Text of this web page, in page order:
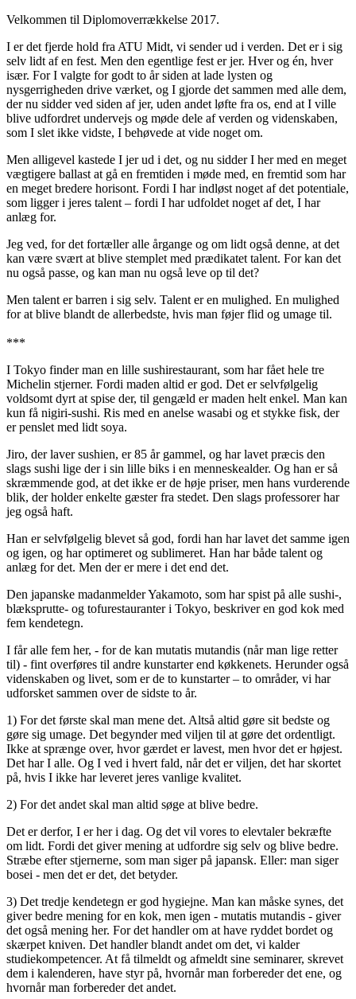
Velkommen til Diplomoverrækkelse 2017.
I er det fjerde hold fra ATU Midt, vi sender ud i verden. Det er i sig
selv lidt af en fest. Men den egentlige fest er jer. Hver og én, hver
især. For I valgte for godt to år siden at lade lysten og
nysgerrigheden drive værket, og I gjorde det sammen med alle dem,
der nu sidder ved siden af jer, uden andet løfte fra os, end at I ville
blive udfordret undervejs og møde dele af verden og videnskaben,
som I slet ikke vidste, I behøvede at vide noget om.
Men alligevel kastede I jer ud i det, og nu sidder I her med en meget
vægtigere ballast at gå en fremtiden i møde med, en fremtid som har
en meget bredere horisont. Fordi I har indløst noget af det potentiale,
som ligger i jeres talent – fordi I har udfoldet noget af det, I har
anlæg for.
Jeg ved, for det fortæller alle årgange og om lidt også denne, at det
kan være svært at blive stemplet med prædikatet talent. For kan det
nu også passe, og kan man nu også leve op til det?
Men talent er barren i sig selv. Talent er en mulighed. En mulighed
for at blive blandt de allerbedste, hvis man føjer flid og umage til.
***
I Tokyo finder man en lille sushirestaurant, som har fået hele tre
Michelin stjerner. Fordi maden altid er god. Det er selvfølgelig
voldsomt dyrt at spise der, til gengæld er maden helt enkel. Man kan
kun få nigiri-sushi. Ris med en anelse wasabi og et stykke fisk, der
er penslet med lidt soya.
Jiro, der laver sushien, er 85 år gammel, og har lavet præcis den
slags sushi lige der i sin lille biks i en menneskealder. Og han er så
skræmmende god, at det ikke er de høje priser, men hans vurderende
blik, der holder enkelte gæster fra stedet. Den slags professorer har
jeg også haft.
Han er selvfølgelig blevet så god, fordi han har lavet det samme igen
og igen, og har optimeret og sublimeret. Han har både talent og
anlæg for det. Men der er mere i det end det.
Den japanske madanmelder Yakamoto, som har spist på alle sushi-,
blæksprutte- og tofurestauranter i Tokyo, beskriver en god kok med
fem kendetegn.
I får alle fem her, - for de kan mutatis mutandis (når man lige retter
til) - fint overføres til andre kunstarter end køkkenets. Herunder også
videnskaben og livet, som er de to kunstarter – to områder, vi har
udforsket sammen over de sidste to år.
1) For det første skal man mene det. Altså altid gøre sit bedste og
gøre sig umage. Det begynder med viljen til at gøre det ordentligt.
Ikke at sprænge over, hvor gærdet er lavest, men hvor det er højest.
Det har I alle. Og I ved i hvert fald, når det er viljen, det har skortet
på, hvis I ikke har leveret jeres vanlige kvalitet.
2) For det andet skal man altid søge at blive bedre.
Det er derfor, I er her i dag. Og det vil vores to elevtaler bekræfte
om lidt. Fordi det giver mening at udfordre sig selv og blive bedre.
Stræbe efter stjernerne, som man siger på japansk. Eller: man siger
bosei - men det er det, det betyder.
3) Det tredje kendetegn er god hygiejne. Man kan måske synes, det
giver bedre mening for en kok, men igen - mutatis mutandis - giver
det også mening her. For det handler om at have ryddet bordet og
skærpet kniven. Det handler blandt andet om det, vi kalder
studiekompetencer. At få tilmeldt og afmeldt sine seminarer, skrevet
dem i kalenderen, have styr på, hvornår man forbereder det ene, og
hvornår man forbereder det andet.